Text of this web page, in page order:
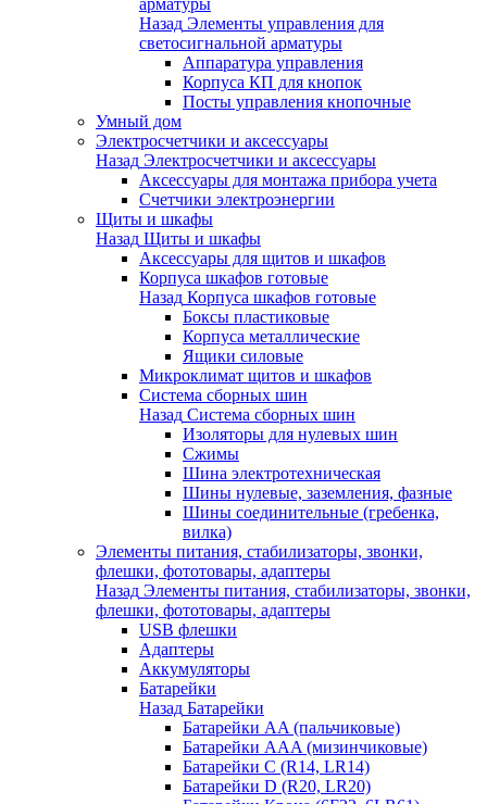
арматуры
Назад Элементы управления для
светосигнальной арматуры
Аппаратура управления
Корпуса КП для кнопок
Посты управления кнопочные
Умный дом
Электросчетчики и аксессуары
Назад Электросчетчики и аксессуары
Аксессуары для монтажа прибора учета
Счетчики электроэнергии
Щиты и шкафы
Назад Щиты и шкафы
Аксессуары для щитов и шкафов
Корпуса шкафов готовые
Назад Корпуса шкафов готовые
Боксы пластиковые
Корпуса металлические
Ящики силовые
Микроклимат щитов и шкафов
Система сборных шин
Назад Система сборных шин
Изоляторы для нулевых шин
Сжимы
Шина электротехническая
Шины нулевые, заземления, фазные
Шины соединительные (гребенка,
вилка)
Элементы питания, стабилизаторы, звонки,
флешки, фототовары, адаптеры
Назад Элементы питания, стабилизаторы, звонки,
флешки, фототовары, адаптеры
USB флешки
Адаптеры
Аккумуляторы
Батарейки
Назад Батарейки
Батарейки AA (пальчиковые)
Батарейки AAA (мизинчиковые)
Батарейки C (R14, LR14)
Батарейки D (R20, LR20)